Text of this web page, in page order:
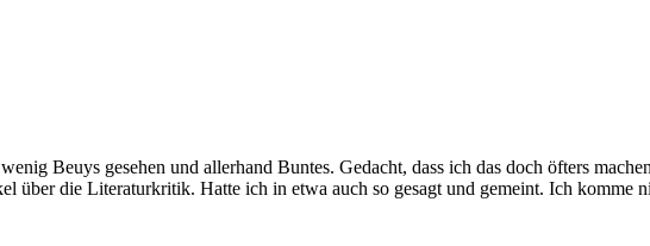
Beuys gesehen und allerhand Buntes. Gedacht, dass ich das doch öfters
über die Literaturkritik. Hatte ich in etwa auch so gesagt und gemeint. Ich komme